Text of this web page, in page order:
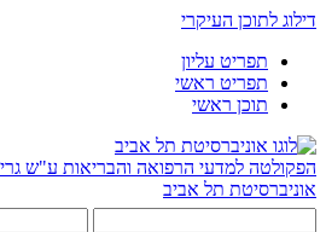
דילוג לתוכן העיקרי
תפריט עליון
תפריט ראשי
תוכן ראשי
הפקולטה למדעי הרפואה והבריאות ע"ש
אוניברסיטת תל אביב